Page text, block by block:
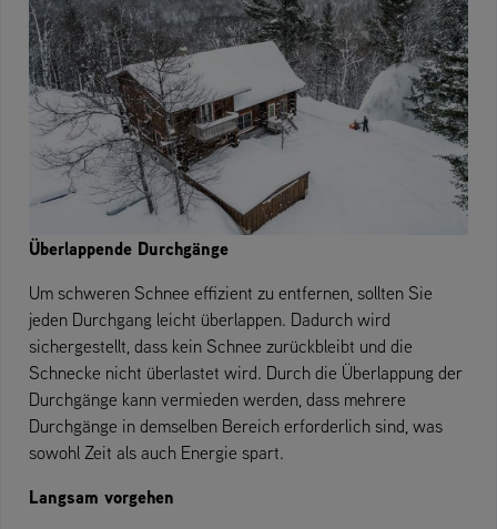
Überlappende Durchgänge
Um schweren Schnee effizient zu entfernen, sollten Sie
jeden Durchgang leicht überlappen. Dadurch wird
sichergestellt, dass kein Schnee zurückbleibt und die
Schnecke nicht überlastet wird. Durch die Überlappung der
Durchgänge kann vermieden werden, dass mehrere
Durchgänge in demselben Bereich erforderlich sind, was
sowohl Zeit als auch Energie spart.
Langsam vorgehen